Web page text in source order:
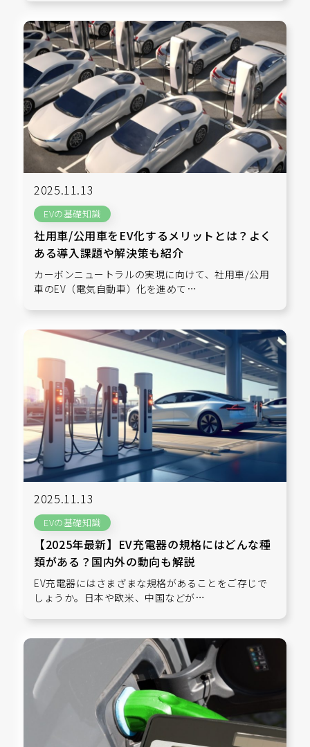
2025.11.13
EVの基礎知識
社用車/公用車をEV化するメリットとは？よく
ある導入課題や解決策も紹介
カーボンニュートラルの実現に向けて、社用車/公用
車のEV（電気自動車）化を進めて…
2025.11.13
EVの基礎知識
【2025年最新】EV充電器の規格にはどんな種
類がある？国内外の動向も解説
EV充電器にはさまざまな規格があることをご存じで
しょうか。日本や欧米、中国などが…